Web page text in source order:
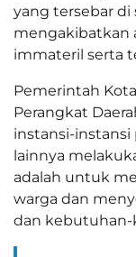
yang tersebar di
mengakibatkan
immateril serta
Pemerintah
Perangkat
instansi-
lainnya
adalah untuk
warga dan
dan